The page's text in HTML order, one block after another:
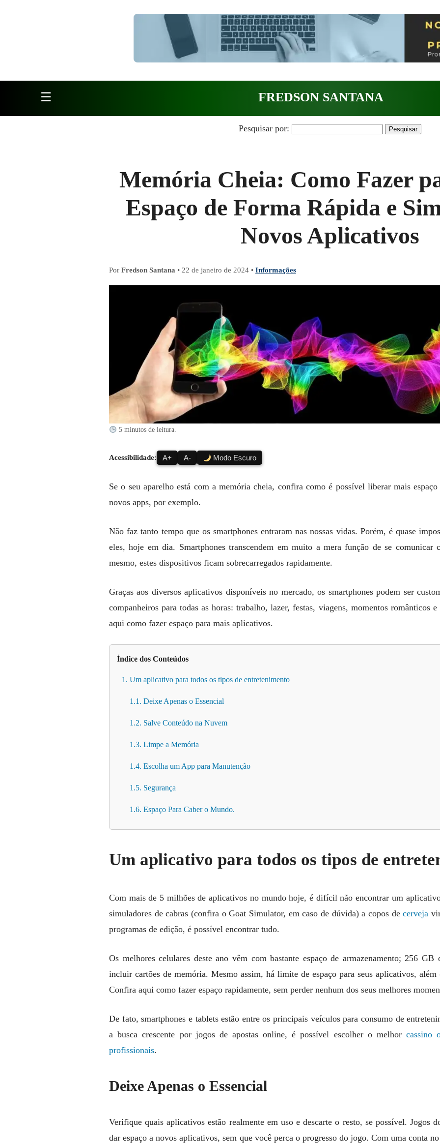
☰ FREDSON SANTANA
Pesquisar por:
Memória Cheia: Como Fazer
Espaço de Forma Rápida e
Novos Aplicativos
Por Fredson Santana • 22 de janeiro de 2024 • Informações
5 minutos de leitura.
Acessibilidade: A+ A- Modo Escuro
Se o seu aparelho está com a memória cheia, confira como é possível liberar mais
novos apps, por exemplo.
Não faz tanto tempo que os smartphones entraram nas nossas vidas. Porém, é quase
eles, hoje em dia. Smartphones transcendem em muito a mera função de se comunicar
mesmo, estes dispositivos ficam sobrecarregados rapidamente.
Graças aos diversos aplicativos disponíveis no mercado, os smartphones podem ser
companheiros para todas as horas: trabalho, lazer, festas, viagens, momentos românticos
aqui como fazer espaço para mais aplicativos.
Índice dos Conteúdos
1. Um aplicativo para todos os tipos de entretenimento
1.1. Deixe Apenas o Essencial
1.2. Salve Conteúdo na Nuvem
1.3. Limpe a Memória
1.4. Escolha um App para Manutenção
1.5. Segurança
1.6. Espaço Para Caber o Mundo.
Um aplicativo para todos os tipos de
Com mais de 5 milhões de aplicativos no mundo hoje, é difícil não encontrar um aplicativo
simuladores de cabras (confira o Goat Simulator, em caso de dúvida) a copos decerveja
programas de edição, é possível encontrar tudo.
Os melhores celulares deste ano vêm com bastante espaço de armazenamento; 256
incluir cartões de memória. Mesmo assim, há limite de espaço para seus aplicativos,
Confira aqui como fazer espaço rapidamente, sem perder nenhum dos seus melhores
De fato, smartphones e tablets estão entre os principais veículos para consumo de
a busca crescente por jogos de apostas online, é possível escolher o melhorcassino
profissionais.
Deixe Apenas o Essencial
Verifique quais aplicativos estão realmente em uso e descarte o resto, se possível. Jogos
dar espaço a novos aplicativos, sem que você perca o progresso do jogo. Com uma conta